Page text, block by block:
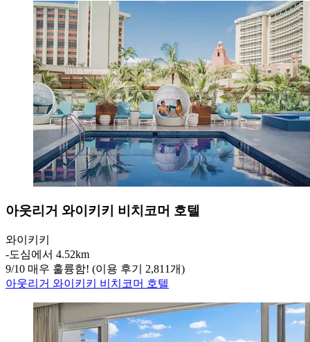
아웃리거 와이키키 비치코머 호텔
와이키키
‐도심에서 4.52km
9/10 매우 훌륭함! (이용 후기 2,811개)
아웃리거 와이키키 비치코머 호텔